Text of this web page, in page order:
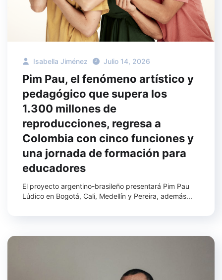
Isabella Jiménez Julio 14, 2026
Pim Pau, el fenómeno artístico y
pedagógico que supera los
1.300 millones de
reproducciones, regresa a
Colombia con cinco funciones y
una jornada de formación para
educadores
El proyecto argentino-brasileño presentará Pim Pau
Lúdico en Bogotá, Cali, Medellín y Pereira, además...